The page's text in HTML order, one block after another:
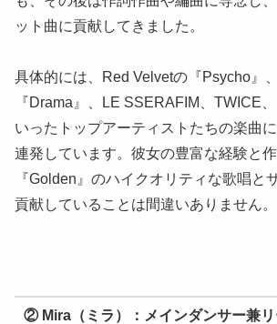
ット曲に貢献してきました。
具体的には、Red Velvetの『Psycho』
『Drama』、LE SSERAFIM、TWICE
いったトップアーティストたちの楽曲
連発しています。彼女の豊富な経験と作
『Golden』のハイクオリティな歌唱と
貢献していることは間違いありません。
② Mira（ミラ）：メインダンサー兼